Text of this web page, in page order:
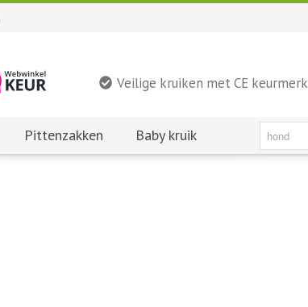
Veilige kruiken met CE keurmerk
Pittenzakken Baby kruik